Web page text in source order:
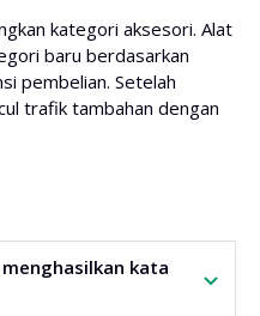
kategori aksesori. Alat
baru berdasarkan
pembelian. Setelah
trafik tambahan dengan
kata